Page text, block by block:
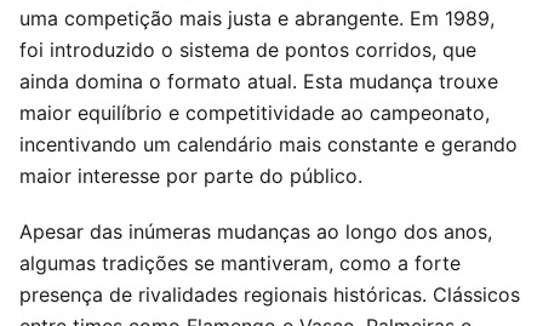
uma competição mais justa e abrangente. Em 1989,
foi introduzido o sistema de pontos corridos, que
ainda domina o formato atual. Esta mudança trouxe
maior equilíbrio e competitividade ao campeonato,
incentivando um calendário mais constante e gerando
maior interesse por parte do público.
Apesar das inúmeras mudanças ao longo dos anos,
algumas tradições se mantiveram, como a forte
presença de rivalidades regionais históricas. Clássicos